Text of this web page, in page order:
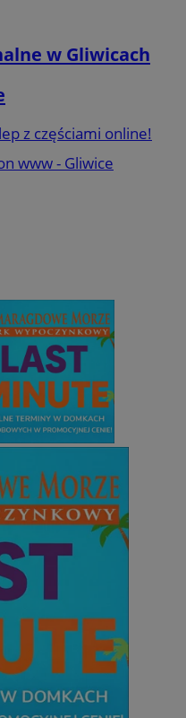
w Gliwicach
z częściami online!
www - Gliwice